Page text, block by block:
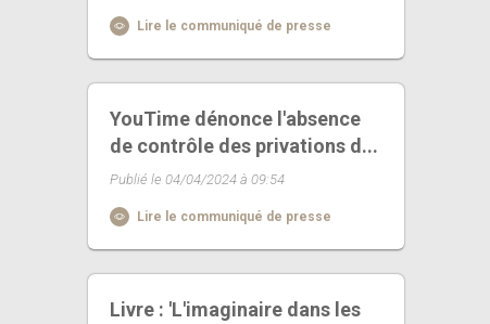
Lire le communiqué de presse
YouTime dénonce l'absence
de contrôle des privations d...
Publié le 04/04/2024 à 09:54
Lire le communiqué de presse
Livre : 'L'imaginaire dans les